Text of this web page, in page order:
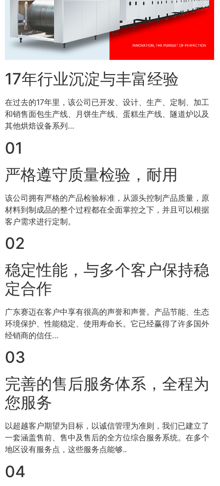
17年行业沉淀与丰富经验
在过去的17年里，该公司已开发、设计、生产、定制、加工
和销售面包生产线、月饼生产线、蛋糕生产线、隧道炉以及
其他烘焙设备系列…
01
严格遵守质量检验，耐用
该公司拥有严格的产品检验标准，从源头控制产品质量，原
材料到制成品的整个过程都在全面掌控之下，并且可以根据
客户需求进行定制。
02
稳定性能，与多个客户保持稳
定合作
广东赛迈在客户中享有很高的声誉和声誉。产品节能、生态
环境保护、性能稳定、使用寿命长。它已经赢得了许多国外
经销商的信任…
03
完善的售后服务体系，全程为
您服务
以超越客户期望为目标，以诚信管理为准则，我们已建立了
一套涵盖售前、售中及售后的全方位综合服务系统。在多个
地区设有服务点，这些服务点能够..
04